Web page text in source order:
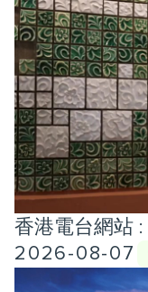
香港電台網站
2026-08-07